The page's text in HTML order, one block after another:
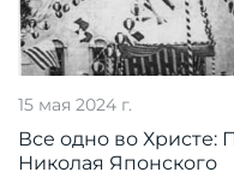
15 мая 2024 г.
Все одно во Христе:
Николая Японского